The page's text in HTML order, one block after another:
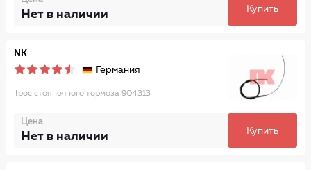
Нет в наличии Купить
NK
Германия
Трос стояночного тормоза 904313
Цена
Нет в наличии Купить